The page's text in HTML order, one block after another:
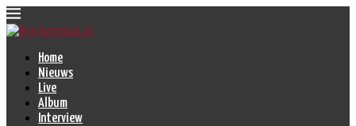
Home
Nieuws
Live
Album
Interview